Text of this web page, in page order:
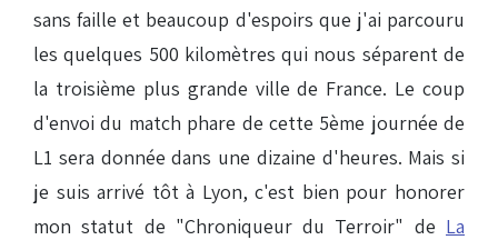
sans faille et beaucoup d'espoirs que j'ai parcouru
les quelques 500 kilomètres qui nous séparent de
la troisième plus grande ville de France. Le coup
d'envoi du match phare de cette 5ème journée de
L1 sera donnée dans une dizaine d'heures. Mais si
je suis arrivé tôt à Lyon, c'est bien pour honorer
mon statut de "Chroniqueur du Terroir" de La